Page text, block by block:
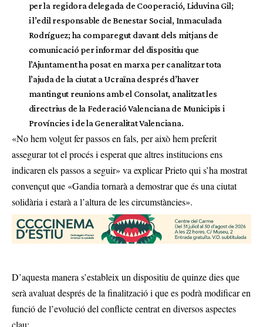
per la regidora delegada de Cooperació, Liduvina Gil;
i l’edil responsable de Benestar Social, Inmaculada
Rodríguez; ha comparegut davant dels mitjans de
comunicació per informar del dispositiu que
l’Ajuntament ha posat en marxa per canalitzar tota
l’ajuda de la ciutat a Ucraïna després d’haver
mantingut reunions amb el Consolat, analitzat les
directrius de la Federació Valenciana de Municipis i
Províncies i de la Generalitat Valenciana.
«No hem volgut fer passos en fals, per això hem preferit
assegurar tot el procés i esperat que altres institucions ens
indicaren els passos a seguir» va explicar Prieto qui s’ha mostrat
convençut que «Gandia tornarà a demostrar que és una ciutat
solidària i estarà a l’altura de les circumstàncies».
D’aquesta manera s’estableix un dispositiu de quinze dies que
serà avaluat després de la finalització i que es podrà modificar en
funció de l’evolució del conflicte centrat en diversos aspectes